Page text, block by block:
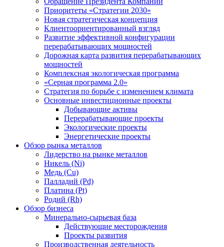
Приоритеты «Стратегии 2030»
Новая стратегическая концепция
Клиентоориентированный взгляд
Развитие эффективной конфигурации
перерабатывающих мощностей
Дорожная карта развития перерабатывающих
мощностей
Комплексная экологическая программа
«Серная программа 2.0»
Стратегия по борьбе с изменением климата
Основные инвестиционные проекты
Добывающие активы
Перерабатывающие проекты
Экологические проекты
Энергетические проекты
Обзор рынка металлов
Лидерство на рынке металлов
Никель (Ni)
Медь (Cu)
Палладий (Pd)
Платина (Pt)
Родий (Rh)
Обзор бизнеса
Минерально-сырьевая база
Действующие месторождения
Проекты развития
Производственная деятельность